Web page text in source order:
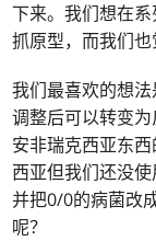
下来。我们想在
抓原型，而我们也
我们最喜欢的想
调整后可以转变
安非瑞克西亚东
西亚但我们还没
并把0/0的病菌改
呢？